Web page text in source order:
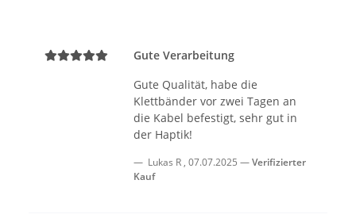
Gute Verarbeitung
Gute Qualität, habe die
Klettbänder vor zwei Tagen an
die Kabel befestigt, sehr gut in
der Haptik!
Lukas R , 07.07.2025
Verifizierter
Kauf